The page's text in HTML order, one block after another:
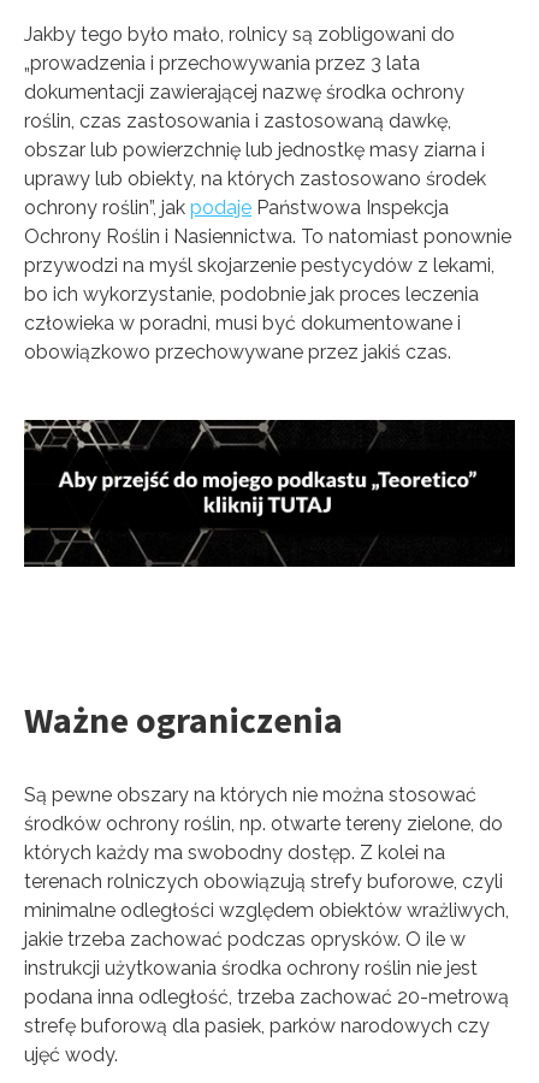
Jakby tego było mało, rolnicy są zobligowani do
„prowadzenia i przechowywania przez 3 lata
dokumentacji zawierającej nazwę środka ochrony
roślin, czas zastosowania i zastosowaną dawkę,
obszar lub powierzchnię lub jednostkę masy ziarna i
uprawy lub obiekty, na których zastosowano środek
ochrony roślin”, jak podaje Państwowa Inspekcja
Ochrony Roślin i Nasiennictwa. To natomiast ponownie
przywodzi na myśl skojarzenie pestycydów z lekami,
bo ich wykorzystanie, podobnie jak proces leczenia
człowieka w poradni, musi być dokumentowane i
obowiązkowo przechowywane przez jakiś czas.
Ważne ograniczenia
Są pewne obszary na których nie można stosować
środków ochrony roślin, np. otwarte tereny zielone, do
których każdy ma swobodny dostęp. Z kolei na
terenach rolniczych obowiązują strefy buforowe, czyli
minimalne odległości względem obiektów wrażliwych,
jakie trzeba zachować podczas oprysków. O ile w
instrukcji użytkowania środka ochrony roślin nie jest
podana inna odległość, trzeba zachować 20-metrową
strefę buforową dla pasiek, parków narodowych czy
ujęć wody.